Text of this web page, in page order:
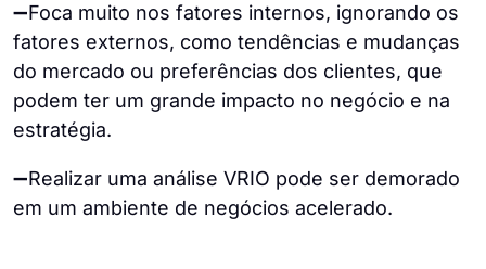
➖Foca muito nos fatores internos, ignorando os
fatores externos, como tendências e mudanças
do mercado ou preferências dos clientes, que
podem ter um grande impacto no negócio e na
estratégia.
➖Realizar uma análise VRIO pode ser demorado
em um ambiente de negócios acelerado.